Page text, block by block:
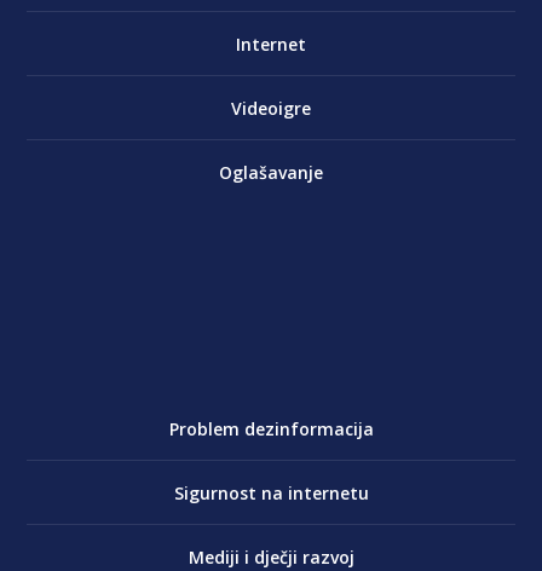
Internet
Videoigre
Oglašavanje
Problem dezinformacija
Sigurnost na internetu
Mediji i dječji razvoj